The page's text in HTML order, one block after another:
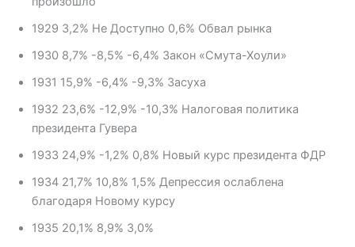
1929 3,2% Не Доступно 0,6% Обвал рынка
1930 8,7% -8,5% -6,4% Закон «Смута-Хоули»
1931 15,9% -6,4% -9,3% Засуха
1932 23,6% -12,9% -10,3% Налоговая политика
президента Гувера
1933 24,9% -1,2% 0,8% Новый курс президента ФДР
1934 21,7% 10,8% 1,5% Депрессия ослаблена
благодаря Новому курсу
1935 20,1% 8,9% 3,0%